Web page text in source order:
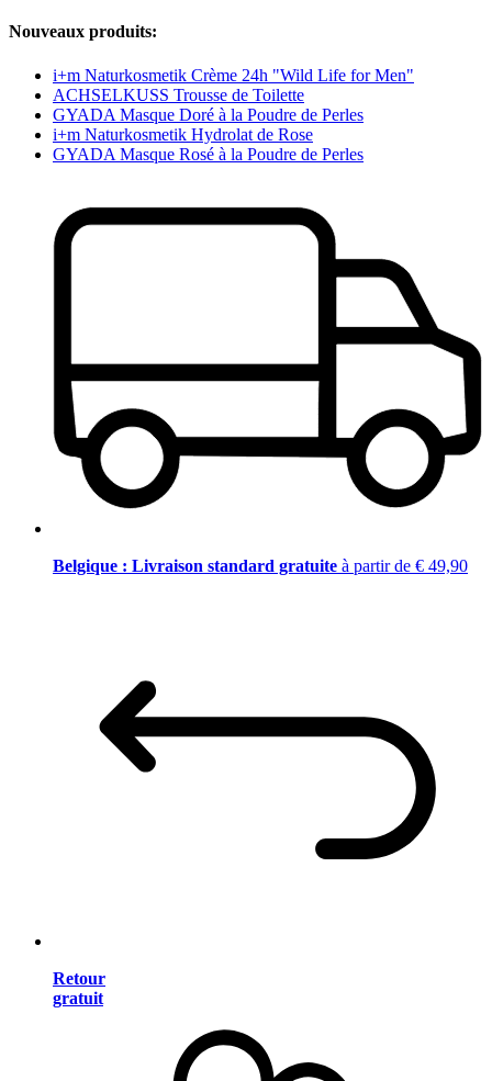
Nouveaux produits:
i+m Naturkosmetik Crème 24h "Wild Life for Men"
ACHSELKUSS Trousse de Toilette
GYADA Masque Doré à la Poudre de Perles
i+m Naturkosmetik Hydrolat de Rose
GYADA Masque Rosé à la Poudre de Perles
Belgique : Livraison standard gratuite à partir de € 49,90
Retour
gratuit